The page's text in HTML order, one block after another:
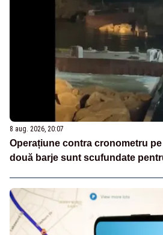
8 aug. 2026, 20:07
Operațiune contra cronometru
două barje sunt scufundate